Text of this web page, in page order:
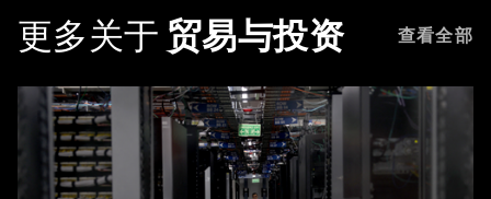
更多关于 贸易与投资 查看全部